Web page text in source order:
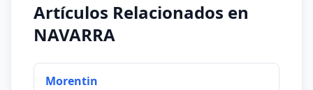
Artículos Relacionados en
NAVARRA
Morentin